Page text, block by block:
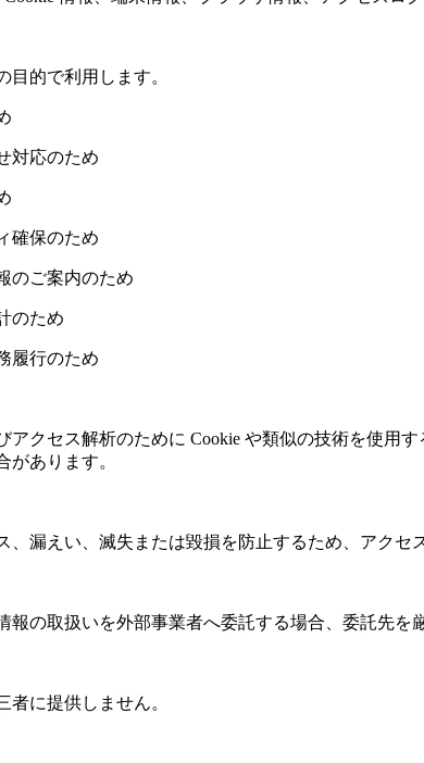
的で利用します。
対応のため
確保のため
のご案内のため
のため
履行のため
クセス解析のために Cookie や類似の技術を使用
があります。
漏えい、滅失または毀損を防止するため、アク
の取扱いを外部事業者へ委託する場合、委託先を
に提供しません。